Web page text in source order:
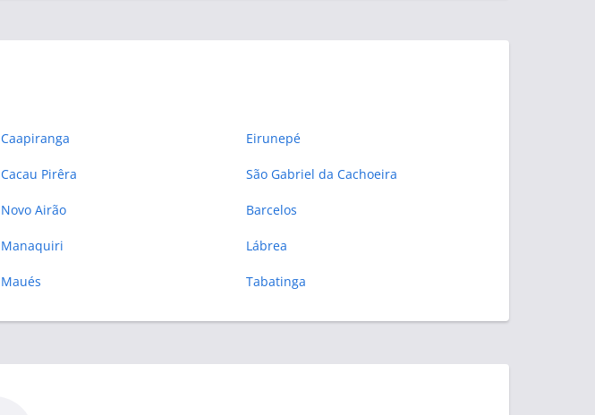
Caapiranga
Cacau Pirêra
Novo Airão
Manaquiri
Maués
Eirunepé
São Gabriel da Cachoeira
Barcelos
Lábrea
Tabatinga